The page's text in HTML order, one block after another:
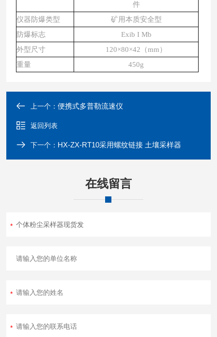
件
仪器防爆类型
矿用本质安全型
防爆标志
Exib I Mb
外型尺寸
120×80×42（mm）
重量
450g
上一个：便携式多普勒流速仪
返回列表
下一个： HX-ZX-RT10采用螺纹链接 土壤采样器
在线留言